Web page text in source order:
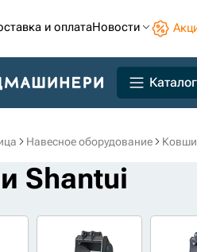
и оплатаНовости
Каталог
Навесное оборудование Ковши
Shantui